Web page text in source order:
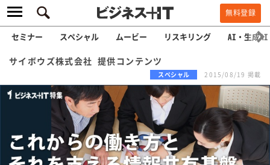
無料登録
セミナー スペシャル ムービー リスキリング AI・生成AI
サイボウズ株式会社 提供コンテンツ
スペシャル 2015/08/19 掲載